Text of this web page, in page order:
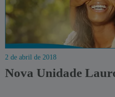
2 de abril de 2018
Nova Unidade